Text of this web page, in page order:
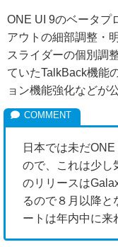
ONE UI 9のベータプ
アウトの細部調整・
スライダーの個別調
ていたTalkBack機能
ョン機能強化などが
日本では未だ
ので、これは少し
のリリースは
るので８月以降と
ートは年内中に来